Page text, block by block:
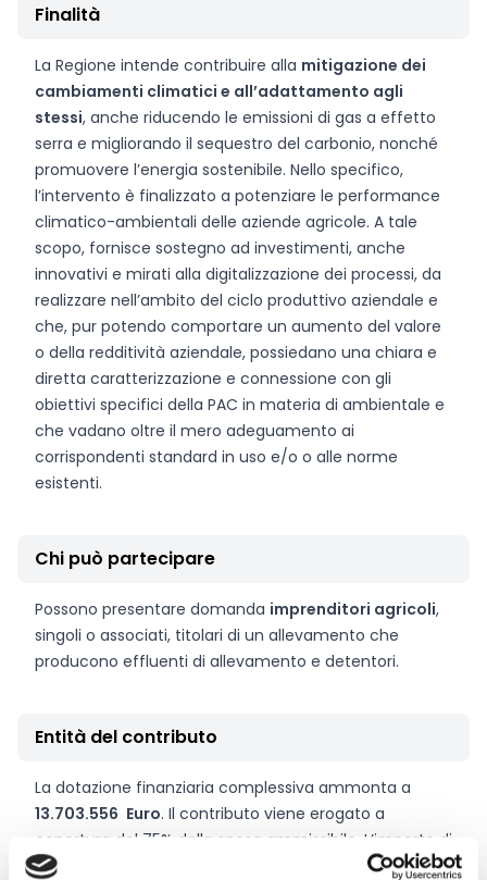
Finalità
La Regione intende contribuire alla mitigazione dei
cambiamenti climatici e all’adattamento agli
stessi, anche riducendo le emissioni di gas a effetto
serra e migliorando il sequestro del carbonio, nonché
promuovere l’energia sostenibile. Nello specifico,
l’intervento è finalizzato a potenziare le performance
climatico-ambientali delle aziende agricole. A tale
scopo, fornisce sostegno ad investimenti, anche
innovativi e mirati alla digitalizzazione dei processi, da
realizzare nell’ambito del ciclo produttivo aziendale e
che, pur potendo comportare un aumento del valore
o della redditività aziendale, possiedano una chiara e
diretta caratterizzazione e connessione con gli
obiettivi specifici della PAC in materia di ambientale e
che vadano oltre il mero adeguamento ai
corrispondenti standard in uso e/o o alle norme
esistenti.
Chi può partecipare
Possono presentare domanda imprenditori agricoli,
singoli o associati, titolari di un allevamento che
producono effluenti di allevamento e detentori.
Entità del contributo
La dotazione finanziaria complessiva ammonta a
13.703.556 Euro. Il contributo viene erogato a
copertura del 75% della spesa ammissibile. L’importo di
un singolo progetto è definito nella misura minima di